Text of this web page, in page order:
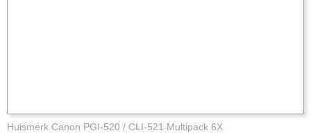
Huismerk Canon PGI-520 / CLI-521 Multipack 6X